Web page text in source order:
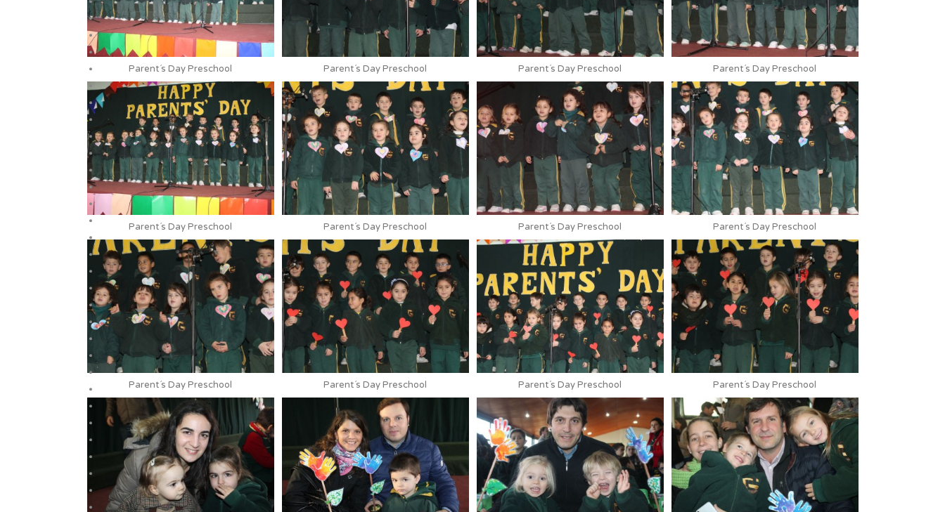
Parent´s Day Preschool Parent´s Day Preschool Parent´s Day Preschool Parent´s Day Preschool
Parent´s Day Preschool Parent´s Day Preschool Parent´s Day Preschool Parent´s Day Preschool
Parent´s Day Preschool Parent´s Day Preschool Parent´s Day Preschool Parent´s Day Preschool